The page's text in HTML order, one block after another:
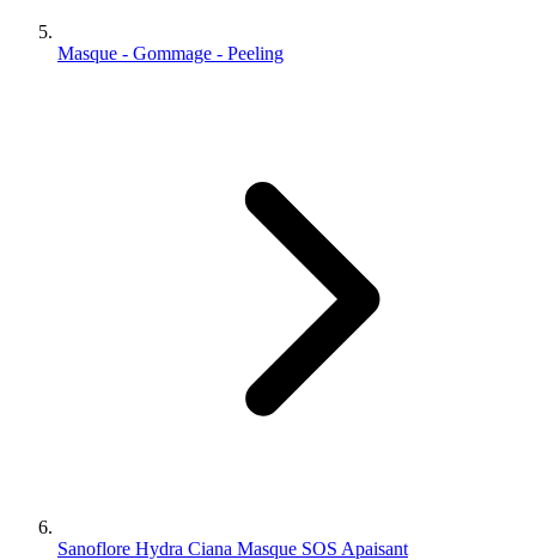
Masque - Gommage - Peeling
Sanoflore Hydra Ciana Masque SOS Apaisant